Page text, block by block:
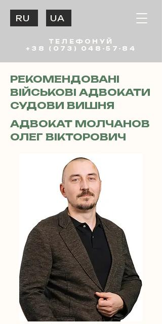
ТЕЛЕФОНУЙ
+38 (073) 048-57-84
UA
RU
РЕКОМЕНДОВАНІ
ВІЙСЬКОВІ АДВОКАТИ
СУДОВИ ВИШНЯ
АДВОКАТ МОЛЧАНОВ
ОЛЕГ ВІКТОРОВИЧ